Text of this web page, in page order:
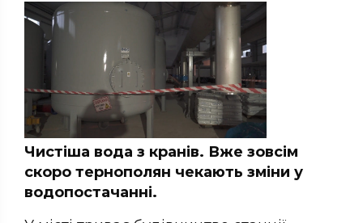
Чистіша вода з кранів. Вже зовсім
скоро тернополян чекають зміни у
водопостачанні.